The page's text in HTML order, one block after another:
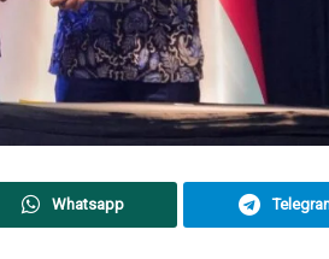
Whatsapp